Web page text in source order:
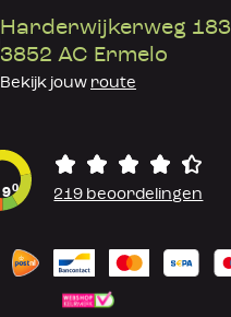
Harderwijkerweg 183
3852 AC Ermelo
Bekijk jouw route
90 219 beoordelingen